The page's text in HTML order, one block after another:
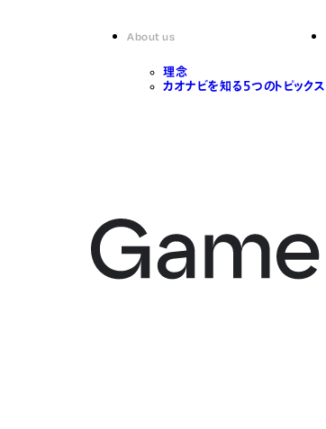
About us
理念
カオナビを知る5つのトピックス